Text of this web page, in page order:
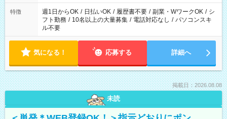
ください！
特徴 週1日からOK / 日払いOK / 履歴書不要 / 副業・WワークOK / シ
フト勤務 / 10名以上の大量募集 / 電話対応なし / パソコンスキ
ル不要
気になる！ 応募する 詳細へ
掲載日：2026.08.08
未読